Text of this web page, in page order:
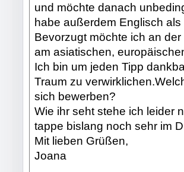
und möchte danach
habe außerdem Englisch
Bevorzugt möchte ich an
am asiatischen,
Ich bin um jeden Tipp
Traum zu
sich bewerben?
Wie ihr seht stehe ich leider
tappe bislang noch sehr im
Mit lieben Grüßen,
Joana